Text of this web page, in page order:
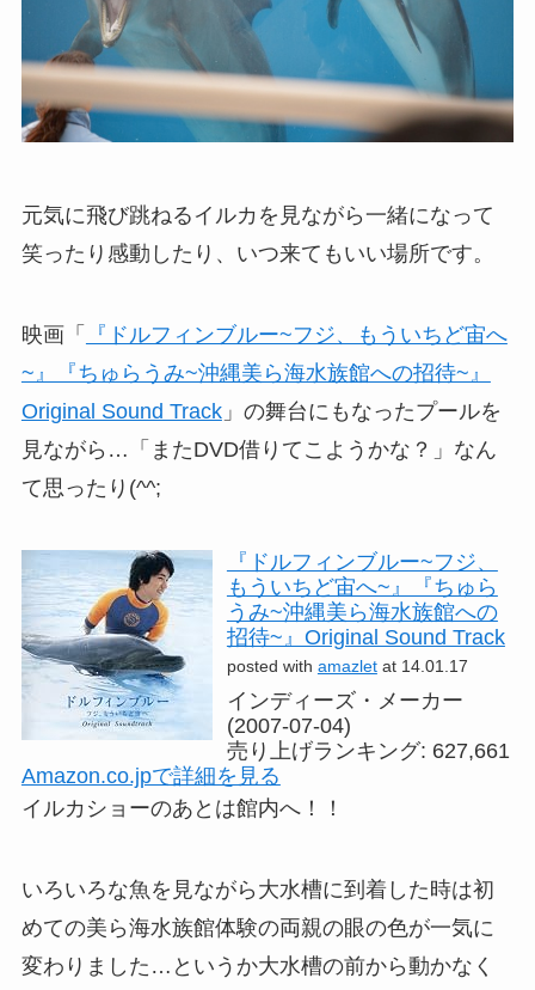
元気に飛び跳ねるイルカを見ながら一緒になって
笑ったり感動したり、いつ来てもいい場所です。
映画「
『ドルフィンブルー~フジ、もういちど宙へ
~』『ちゅらうみ~沖縄美ら海水族館への招待~』
Original Sound Track」の舞台にもなったプールを
見ながら…「またDVD借りてこようかな？」なん
て思ったり(^^;
『ドルフィンブルー~フジ、
もういちど宙へ~』『ちゅら
うみ~沖縄美ら海水族館への
招待~』Original Sound Track
posted with amazletat 14.01.17
インディーズ・メーカー
(2007-07-04)
売り上げランキング: 627,661
Amazon.co.jpで詳細を見る
イルカショーのあとは館内へ！！
いろいろな魚を見ながら大水槽に到着した時は初
めての美ら海水族館体験の両親の眼の色が一気に
変わりました…というか大水槽の前から動かなく